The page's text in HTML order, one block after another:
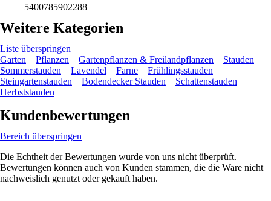
5400785902288
Weitere Kategorien
Liste überspringen
Garten
Pflanzen Gartenpflanzen & Freilandpflanzen
Stauden
Sommerstauden
Lavendel Farne
Frühlingsstauden
Steingartenstauden
Bodendecker Stauden
Schattenstauden
Herbststauden
Kundenbewertungen
Bereich überspringen
Die Echtheit der Bewertungen wurde von uns nicht überprüft.
Bewertungen können auch von Kunden stammen, die die Ware nicht
nachweislich genutzt oder gekauft haben.